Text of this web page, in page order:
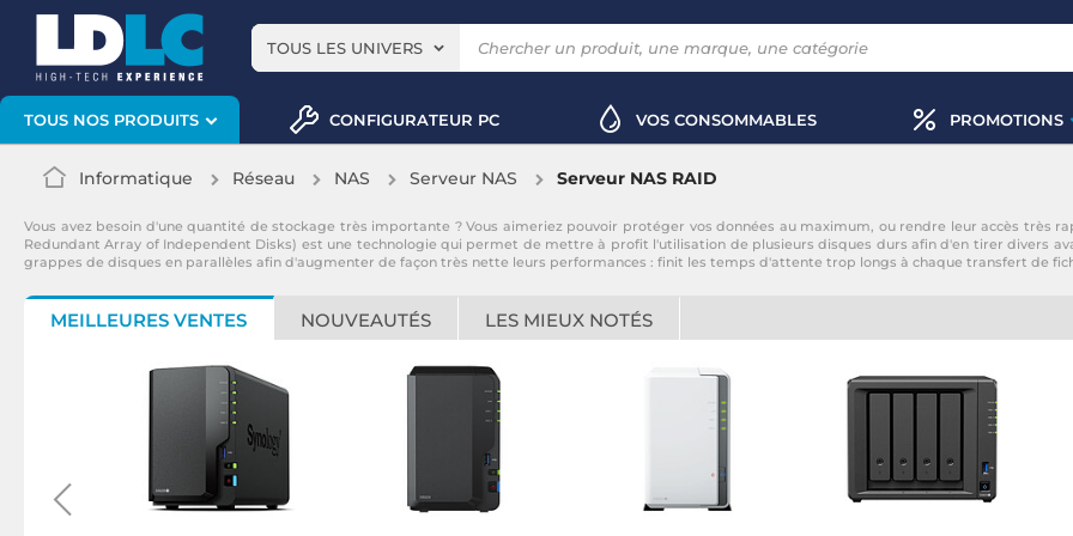
TOUS LES UNIVERS
TOUS NOS PRODUITS CONFIGURATEUR PC VOS CONSOMMABLES PROMOTIONS
Informatique Réseau NAS Serveur NAS Serveur NAS RAID
Vous avez besoin d'une quantité de stockage très importante ? Vous aimeriez pouvoir protéger vos données au maximum, ou rendre leur accès très
Redundant Array of Independent Disks) est une technologie qui permet de mettre à profit l'utilisation de plusieurs disques durs afin d'en tirer divers
grappes de disques en parallèles afin d'augmenter de façon très nette leurs performances : finit les temps d'attente trop longs à chaque transfert de
MEILLEURES VENTES NOUVEAUTÉS LES MIEUX NOTÉS